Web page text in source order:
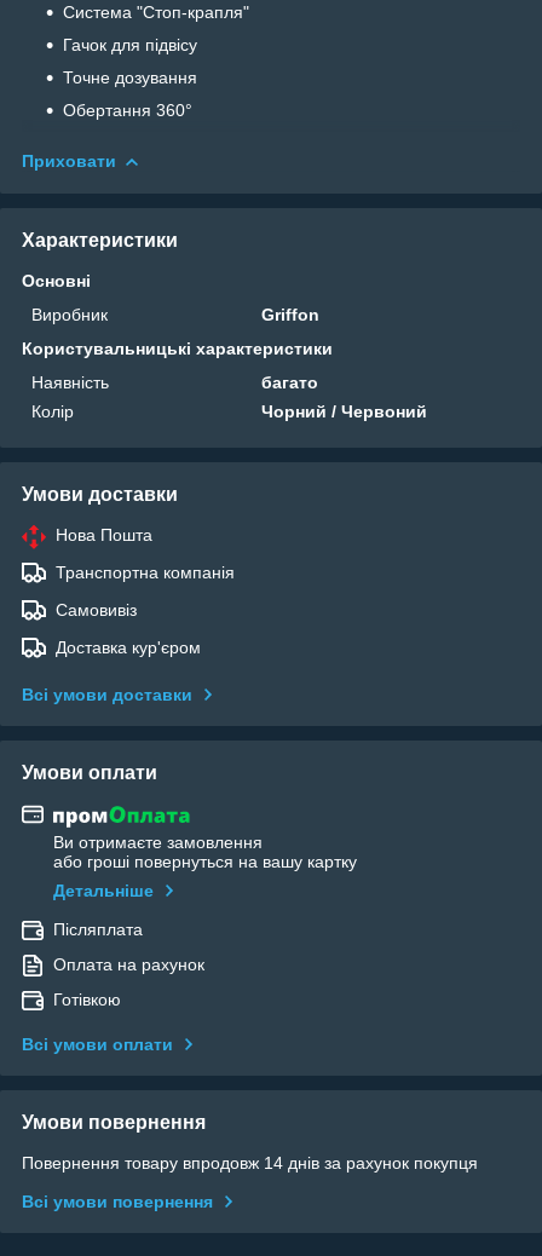
Система "Стоп-крапля"
Гачок для підвісу
Точне дозування
Обертання 360°
Приховати
Характеристики
Основні
Виробник
Griffon
Користувальницькі характеристики
Наявність
багато
Колір
Чорний / Червоний
Умови доставки
Нова Пошта
Транспортна компанія
Самовивіз
Доставка кур'єром
Всі умови доставки
Умови оплати
Ви отримаєте замовлення
або гроші повернуться на вашу картку
Детальніше
Післяплата
Оплата на рахунок
Готівкою
Всі умови оплати
Умови повернення
Повернення товару впродовж 14 днів за рахунок покупця
Всі умови повернення